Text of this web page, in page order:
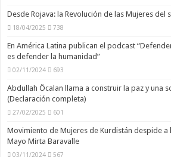
Desde Rojava: la Revolución de las Mujeres del
18/04/2025 738
En América Latina publican el podcast
es defender la humanidad”
02/11/2024 693
Abdullah Öcalan llama a construir la paz y una
(Declaración completa)
27/02/2025 601
Movimiento de Mujeres de Kurdistán despide a
Mayo Mirta Baravalle
03/11/2024 567